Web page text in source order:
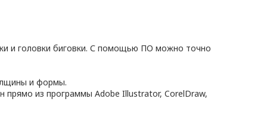
и головки биговки. С помощью ПО можно точно
и формы.
из программы Adobe Illustrator, CorelDraw,